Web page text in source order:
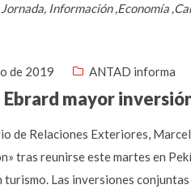
Información ,Economía
de 2019 ANTAD informa
mayor
de Relaciones Exteriores,
tras reunirse este martes en
turismo. Las inversiones